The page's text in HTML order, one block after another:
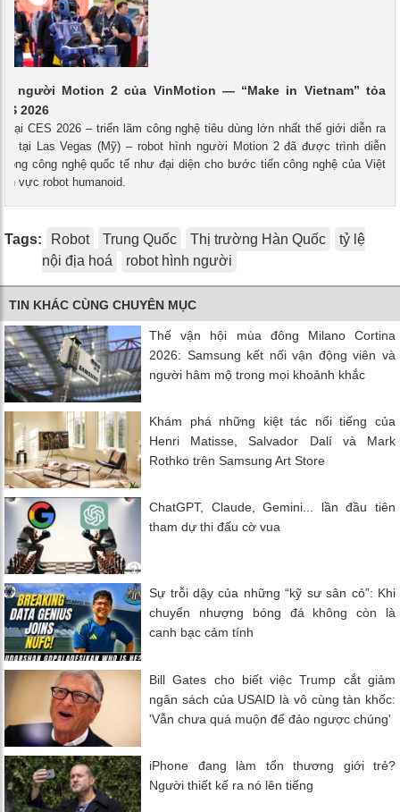
người Motion 2 của VinMotion — “Make in Vietnam” tỏa
2026
Tại CES 2026 – triển lãm công nghệ tiêu dùng lớn nhất thế giới diễn ra
tại Las Vegas (Mỹ) – robot hình người Motion 2 đã được trình diễn
công nghệ quốc tế như đại diện cho bước tiến công nghệ của Việt
vực robot humanoid.
Tags: Robot Trung Quốc Thị trường Hàn Quốc
tỷ lệ
nội địa hoá
robot hình người
TIN KHÁC CÙNG CHUYÊN MỤC
Thế vận hội mùa đông Milano Cortina
2026: Samsung kết nối vận động viên và
người hâm mộ trong mọi khoảnh khắc
Khám phá những kiệt tác nổi tiếng của
Henri Matisse, Salvador Dalí và Mark
Rothko trên Samsung Art Store
ChatGPT, Claude, Gemini... lần đầu tiên
tham dự thi đấu cờ vua
Sự trỗi dậy của những “kỹ sư sân cỏ”: Khi
chuyển nhượng bóng đá không còn là
canh bạc cảm tính
Bill Gates cho biết việc Trump cắt giảm
ngân sách của USAID là vô cùng tàn khốc:
'Vẫn chưa quá muộn để đảo ngược chúng'
iPhone đang làm tổn thương giới trẻ?
Người thiết kế ra nó lên tiếng